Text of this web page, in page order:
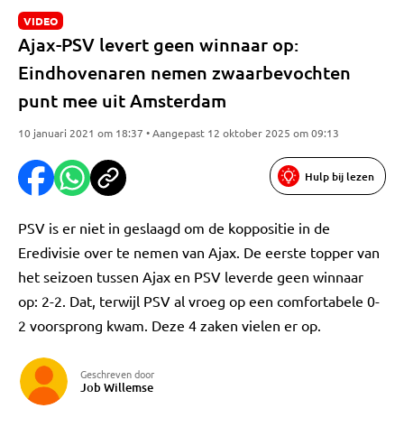
VIDEO
Ajax-PSV levert geen winnaar op:
Eindhovenaren nemen zwaarbevochten
punt mee uit Amsterdam
10 januari 2021 om 18:37 • Aangepast 12 oktober 2025 om 09:13
Hulp bij lezen
PSV is er niet in geslaagd om de koppositie in de
Eredivisie over te nemen van Ajax. De eerste topper van
het seizoen tussen Ajax en PSV leverde geen winnaar
op: 2-2. Dat, terwijl PSV al vroeg op een comfortabele 0-
2 voorsprong kwam. Deze 4 zaken vielen er op.
Geschreven door
Job Willemse